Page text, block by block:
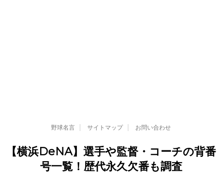
野球名言 サイトマップ お問い合わせ
【横浜DeNA】選手や監督・コーチの背番
号一覧！歴代永久欠番も調査